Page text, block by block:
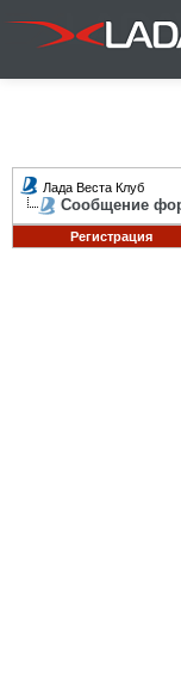
Лада Веста Клуб
Сообщение
Регистрация